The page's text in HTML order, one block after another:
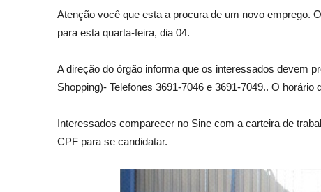
Atenção você que esta a procura de um novo emprego.
para esta quarta-feira, dia 04.
A direção do órgão informa que os interessados devem
Shopping)- Telefones 3691-7046 e 3691-7049.. O
Interessados comparecer no Sine com a carteira de
CPF para se candidatar.